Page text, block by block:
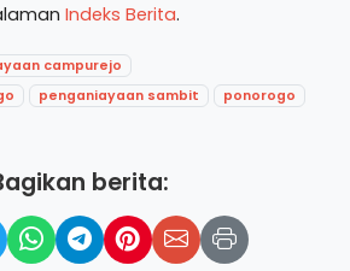
Indeks Berita.
campurejo
penganiayaan sambit
ponorogo
berita: